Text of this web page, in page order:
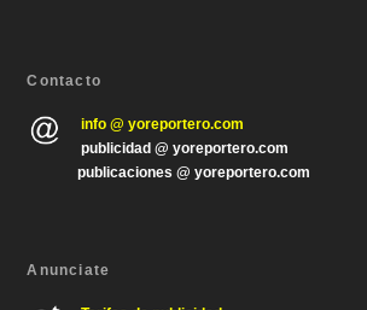
Contacto
info @ yoreportero.com
publicidad @ yoreportero.com
publicaciones @ yoreportero.com
Anunciate